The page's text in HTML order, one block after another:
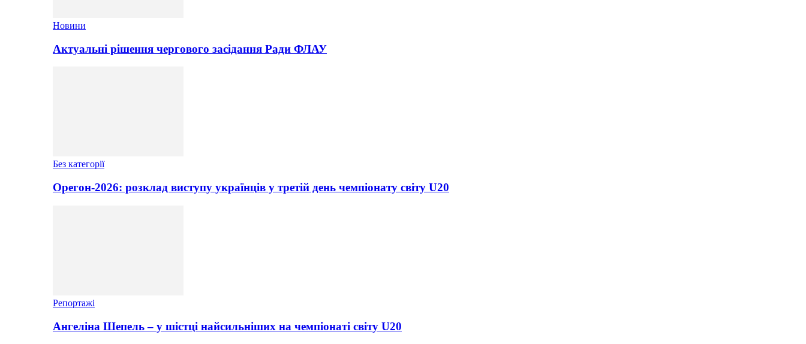
Новини
Актуальні рішення чергового засідання Ради ФЛАУ
Без категорії
Орегон-2026: розклад виступу українців у третій день чемпіонату світу U20
Репортажі
Ангеліна Шепель – у шістці найсильніших на чемпіонаті світу U20